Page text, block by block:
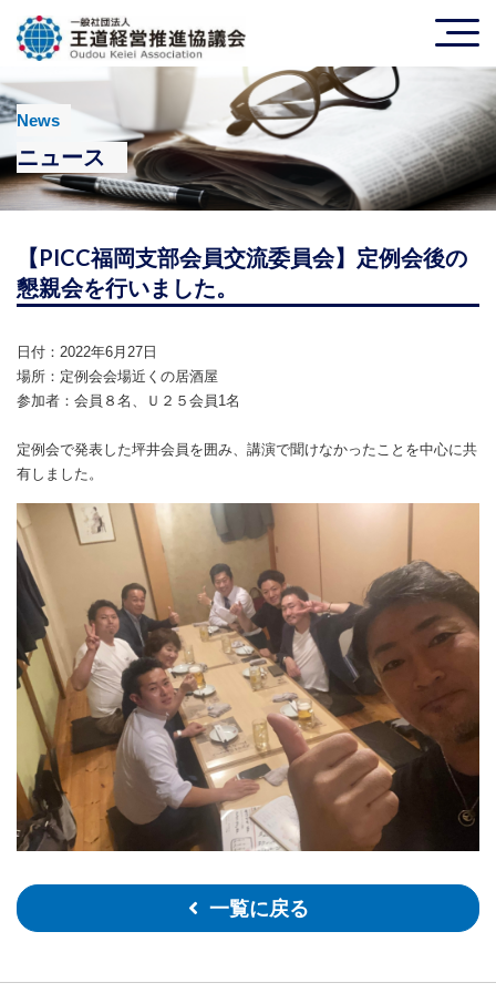
News
ニュース
【PICC福岡支部会員交流委員会】定例会後の
懇親会を行いました。
日付：2022年6月27日
場所：定例会会場近くの居酒屋
参加者：会員８名、Ｕ２５会員1名
定例会で発表した坪井会員を囲み、講演で聞けなかったことを中心に共
有しました。
一覧に戻る